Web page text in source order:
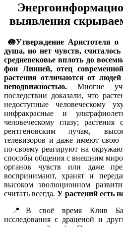
выявления
🪷Утверждение Аристотеля
душа, но нет чувств,
средневековье вплоть до
фон Линней, отец
растения отличаются от
неподвижностью. Многие
последствии доказали, что
недоступные человеческому
инфракрасные и
человеческому глазу;
рентгеновским лучам,
телевизоров и даже имеют свою
по-своему реагируют на
способы общения с внешним
органов чувств или даже
воспринимают, хранят и
высоком эволюционном
считать всегда. У растений есть
📍В своё время Клив
исследования с драценой и